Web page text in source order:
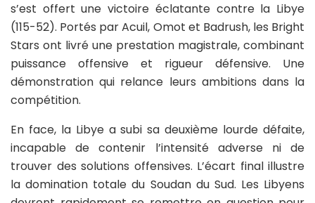
s’est offert une victoire éclatante contre la Libye
(115-52). Portés par Acuil, Omot et Badrush, les Bright
Stars ont livré une prestation magistrale, combinant
puissance offensive et rigueur défensive. Une
démonstration qui relance leurs ambitions dans la
compétition.
En face, la Libye a subi sa deuxième lourde défaite,
incapable de contenir l’intensité adverse ni de
trouver des solutions offensives. L’écart final illustre
la domination totale du Soudan du Sud. Les Libyens